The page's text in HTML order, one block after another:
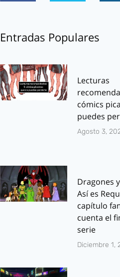
Entradas Populares
Lecturas
cómics
puedes
Agosto 3,
Dragones
Así es
capítulo
cuenta el
serie
Diciembre 1,